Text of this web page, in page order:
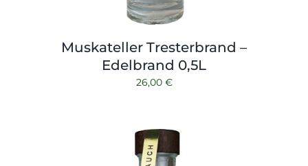
Muskateller Tresterbrand –
Edelbrand 0,5L
26,00 €